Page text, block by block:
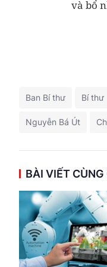
và bổ
Ban Bí thư Bí thư
Nguyễn Bá Út
BÀI VIẾT